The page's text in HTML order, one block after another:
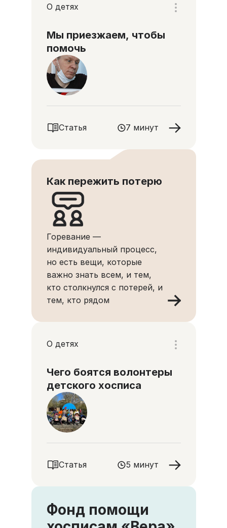
О детях
Мы приезжаем, чтобы
помочь
Статья 7 минут
Как пережить потерю
Горевание —
индивидуальный процесс,
но есть вещи, которые
важно знать всем, и тем,
кто столкнулся с потерей, и
тем, кто рядом
О детях
Чего боятся волонтеры
детского хосписа
Статья 5 минут
Фонд помощи